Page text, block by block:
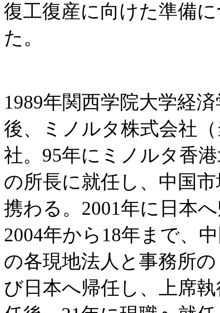
復工復産に向けた準備
た。
1989年関西学院大学経
後、ミノルタ株式会社
社。95年にミノルタ香
の所長に就任し、中国
携わる。2001年に日本
2004年から18年まで、
の各現地法人と事務所
び日本へ帰任し、上席